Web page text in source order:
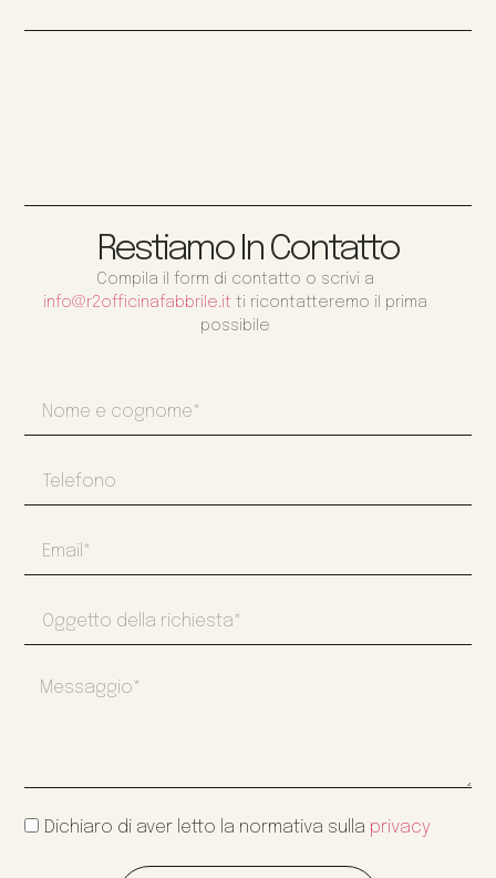
Restiamo In Contatto
Compila il form di contatto o scrivi a
info@r2officinafabbrile.it ti ricontatteremo il prima
possibile
Dichiaro di aver letto la normativa sulla privacy